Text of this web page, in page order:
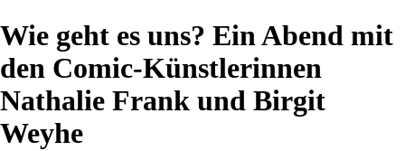
Wie geht es uns? Ein Abend mit
den Comic-Künstlerinnen
Nathalie Frank und Birgit
Weyhe